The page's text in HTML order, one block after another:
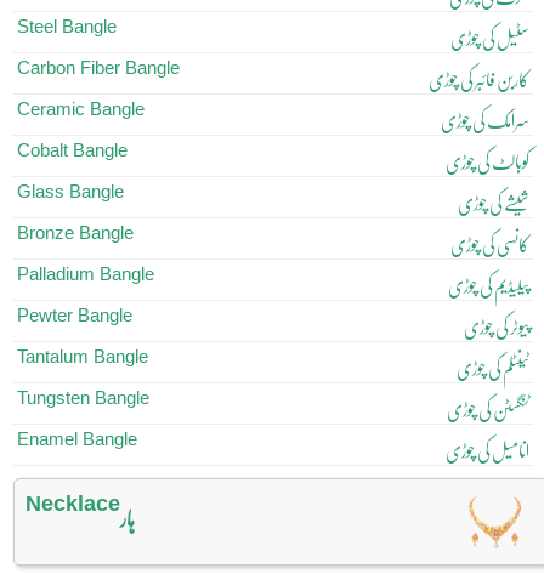
Steel Bangle سٹیل کی چوڑی
Carbon Fiber Bangle کاربن فائبر کی چوڑی
Ceramic Bangle سرامک کی چوڑی
Cobalt Bangle کوبالٹ کی چوڑی
Glass Bangle شیشے کی چوڑی
Bronze Bangle کانسی کی چوڑی
Palladium Bangle پیلیڈیم کی چوڑی
Pewter Bangle پیوٹر کی چوڑی
Tantalum Bangle ٹینٹلم کی چوڑی
Tungsten Bangle ٹنگسٹن کی چوڑی
Enamel Bangle انامیل کی چوڑی
Necklaceہار